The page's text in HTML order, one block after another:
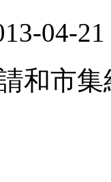
04-
和市